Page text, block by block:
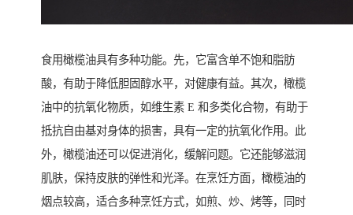
食用橄榄油具有多种功能。先，它富含单不饱和脂肪
酸，有助于降低胆固醇水平，对健康有益。其次，橄榄
油中的抗氧化物质，如维生素 E 和多类化合物，有助于
抵抗自由基对身体的损害，具有一定的抗氧化作用。此
外，橄榄油还可以促进消化，缓解问题。它还能够滋润
肌肤，保持皮肤的弹性和光泽。在烹饪方面，橄榄油的
烟点较高，适合多种烹饪方式，如煎、炒、烤等，同时